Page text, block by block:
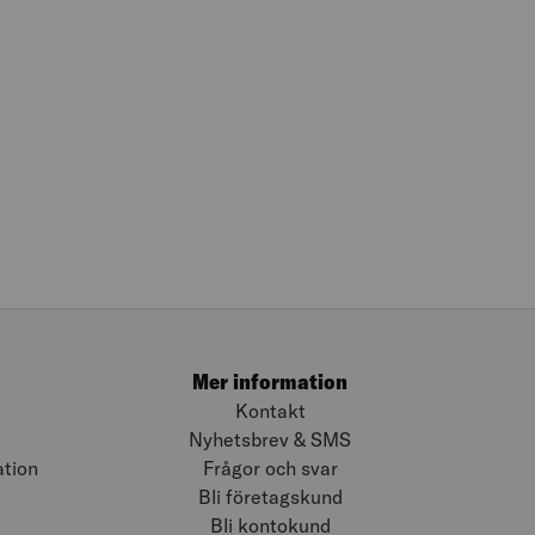
Mer information
Kontakt
Nyhetsbrev & SMS
Frågor och svar
Bli företagskund
Bli kontokund